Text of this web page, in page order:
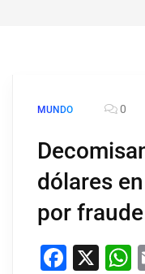
MUNDO 0
dólares
por fraude
X